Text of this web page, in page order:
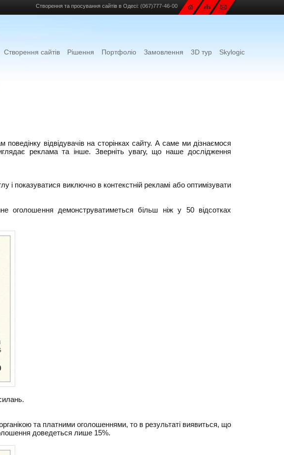
Створення та просування сайтів в Одесі: (067)777-46-00
Створення сайтів Рішення Портфоліо Замовлення 3D тур Skylogic
відвідувачів на сторінках сайту. А саме ми дізнаємося
реклама та інше. Зверніть увагу, що наше дослідження
і показуватися виключно в контекстній рекламі або оптимізувати
оголошення демонструватиметься більш ніж у 50 відсотках
та платними оголошеннями, то в результаті виявиться, що
доведеться лише 15%.